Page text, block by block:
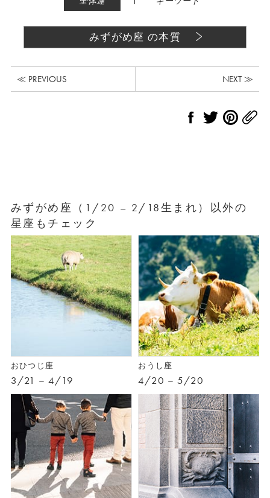
みずがめ座 の本質
≪ PREVIOUS NEXT ≫
みずがめ座（1/20 – 2/18生まれ）以外の
星座もチェック
おひつじ座
3/21 – 4/19
おうし座
4/20 – 5/20